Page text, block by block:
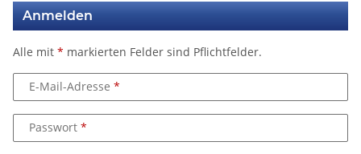
Anmelden
Alle mit * markierten Felder sind Pflichtfelder.
E-Mail-Adresse
Passwort